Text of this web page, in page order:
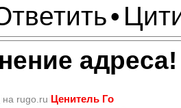
•
адреса!
на rugo.ru Ценитель Го